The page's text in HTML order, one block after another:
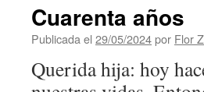
Cuarenta años
Publicada el 29/05/2024por Flor
Querida hija: hoy